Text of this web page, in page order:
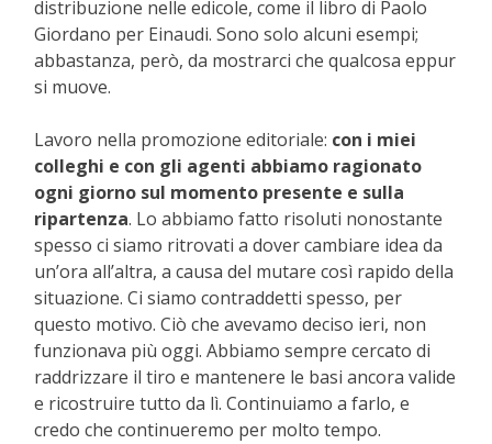
distribuzione nelle edicole, come il libro di Paolo
Giordano per Einaudi. Sono solo alcuni esempi;
abbastanza, però, da mostrarci che qualcosa eppur
si muove.
Lavoro nella promozione editoriale: con i miei
colleghi e con gli agenti abbiamo ragionato
ogni giorno sul momento presente e sulla
ripartenza. Lo abbiamo fatto risoluti nonostante
spesso ci siamo ritrovati a dover cambiare idea da
un’ora all’altra, a causa del mutare così rapido della
situazione. Ci siamo contraddetti spesso, per
questo motivo. Ciò che avevamo deciso ieri, non
funzionava più oggi. Abbiamo sempre cercato di
raddrizzare il tiro e mantenere le basi ancora valide
e ricostruire tutto da lì. Continuiamo a farlo, e
credo che continueremo per molto tempo.